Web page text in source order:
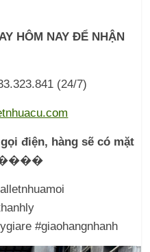
HÔM NAY ĐỂ NHẬN
(24/7)
điện, hàng sẽ có mặt
#giaohangnhanh